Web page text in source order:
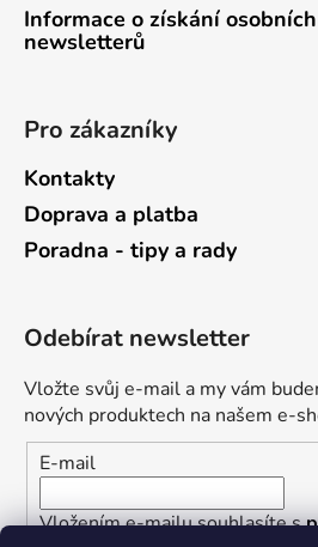
Informace o získání
newsletterů
Pro zákazníky
Kontakty
Doprava a platba
Poradna - tipy a rady
Odebírat newsletter
Vložte svůj e-mail a my vám
nových produktech na našem e-
E-mail
Vložením e-mailu souhlasíte s